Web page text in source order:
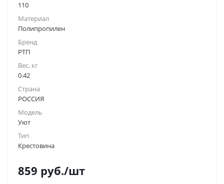
110
Материал
Полипропилен
Бренд
РТП
Вес, кг
0.42
Страна
РОССИЯ
Модель
Уют
Тип
Крестовина
859 руб./шт